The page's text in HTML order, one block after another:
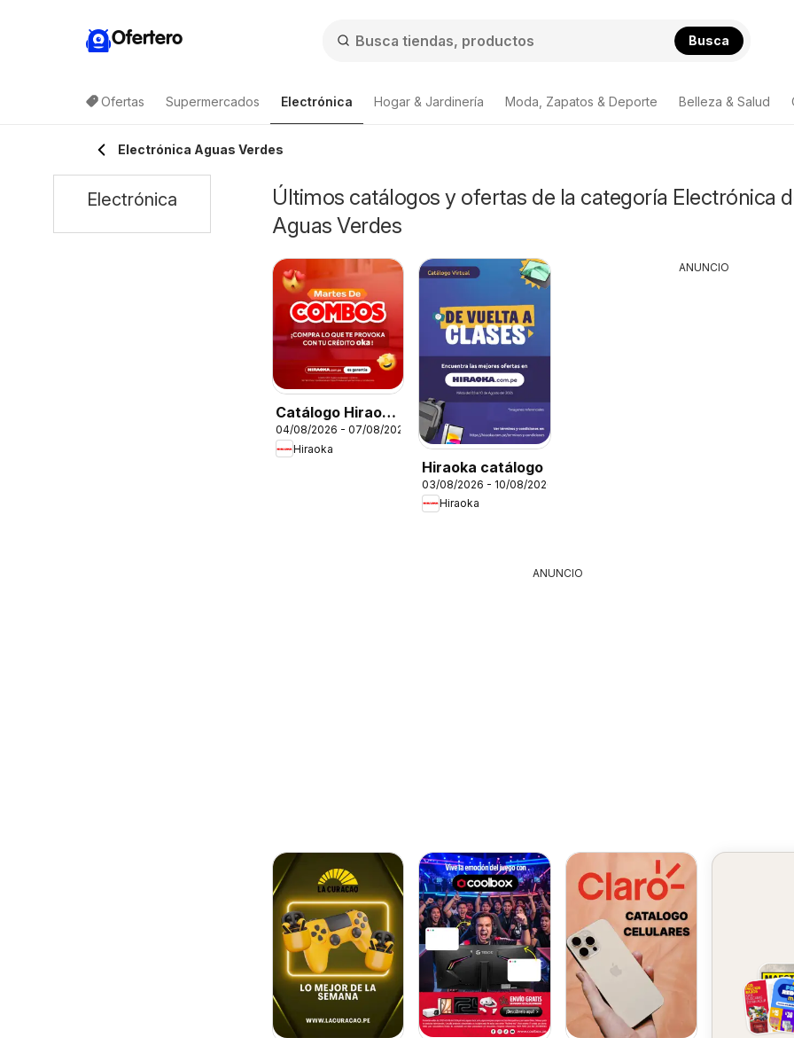
Ofertero Busca
Ofertas Supermercados Electrónica Hogar & Jardinería Moda, Zapatos & Deporte Belleza & Salud
Electrónica Aguas Verdes
Últimos catálogos y ofertas de la categoría Electrónica
Aguas Verdes
Catálogo Hiraoka
- Martes De
Combos
04/08/2026 - 07/08/2026
Hiraoka
Hiraoka catálogo
03/08/2026 - 10/08/2026
Hiraoka
ANUNCIO
ANUNCIO
Electrónica